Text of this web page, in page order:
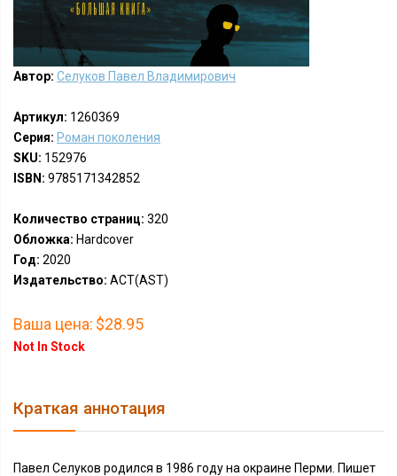
Автор: Селуков Павел Владимирович
Артикул: 1260369
Серия: Роман поколения
SKU: 152976
ISBN: 9785171342852
Количество страниц: 320
Обложка: Hardcover
Год: 2020
Издательство: АСТ(AST)
Ваша цена: $28.95
Not In Stock
Краткая аннотация
Павел Селуков родился в 1986 году на окраине Перми. Пишет